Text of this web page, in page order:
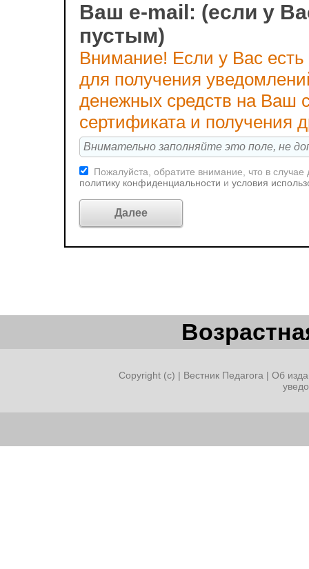
Ваш e-mail: (если у
пустым)
Внимание! Если у Вас
для получения
денежных средств на Ваш
сертификата и получения
Пожалуйста, обратите внимание, что в
политику конфиденциальности и условия
Copyright (c) | Вестник Педагога | Об